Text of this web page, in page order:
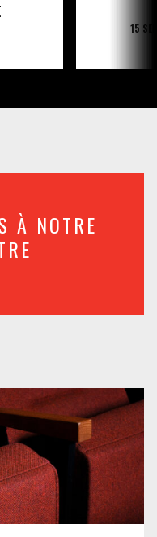
15
À NOTRE